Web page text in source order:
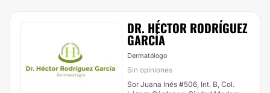
DR. HÉCTOR RODRÍGUEZ
GARCÍA
Dermatólogo
Sin opiniones
Sor Juana Inés #506, Int. B, Col.